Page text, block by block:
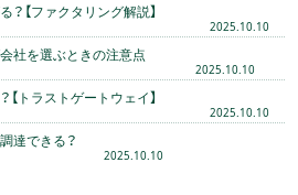
【ファクタリング解説】
2025.10.10
社を選ぶときの注意点
2025.10.10
トラストゲートウェイ】
2025.10.10
達できる？
2025.10.10